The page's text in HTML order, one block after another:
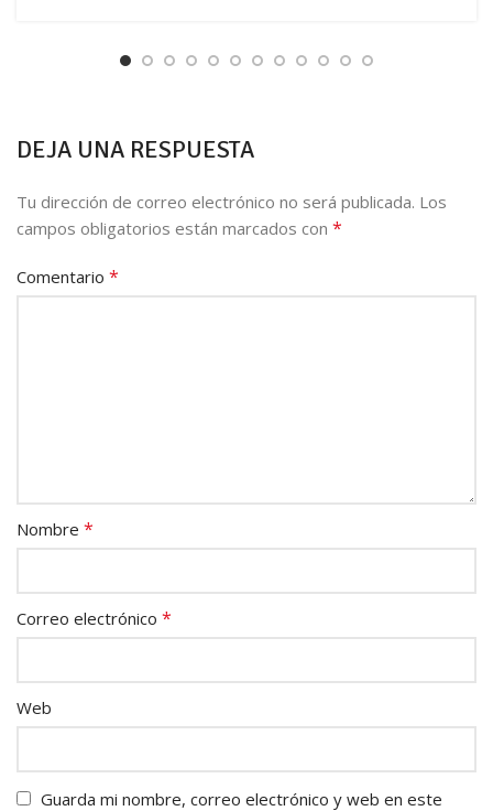
DEJA UNA RESPUESTA
Tu dirección de correo electrónico no será publicada. Los
campos obligatorios están marcados con *
Comentario *
Nombre *
Correo electrónico *
Web
Guarda mi nombre, correo electrónico y web en este